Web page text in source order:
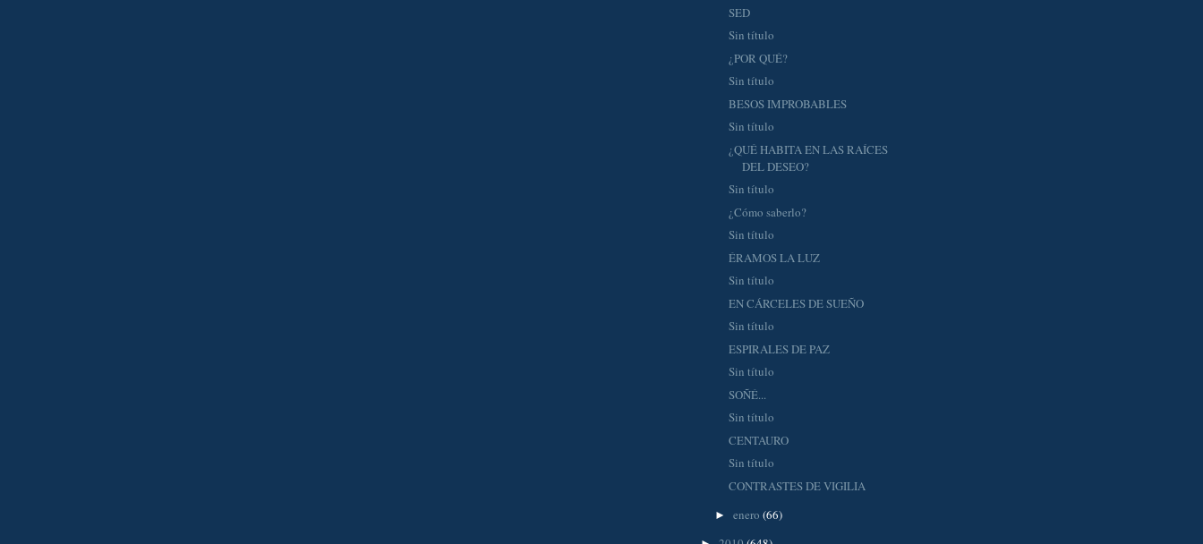
SED
Sin título
¿POR QUÉ?
Sin título
BESOS IMPROBABLES
Sin título
¿QUÉ HABITA EN LAS RAÍCES
DEL DESEO?
Sin título
¿Cómo saberlo?
Sin título
ÉRAMOS LA LUZ
Sin título
EN CÁRCELES DE SUEÑO
Sin título
ESPIRALES DE PAZ
Sin título
SOÑÉ...
Sin título
CENTAURO
Sin título
CONTRASTES DE VIGILIA
► enero (66)